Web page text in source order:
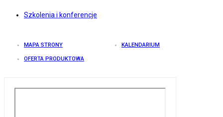
Szkolenia i konferencje
MAPA STRONY KALENDARIUM
OFERTA PRODUKTOWA